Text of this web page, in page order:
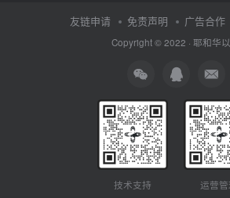
友链申请 免责声明 广告合作
Copyright © 2022 · 耶和华
技术支持 运营管